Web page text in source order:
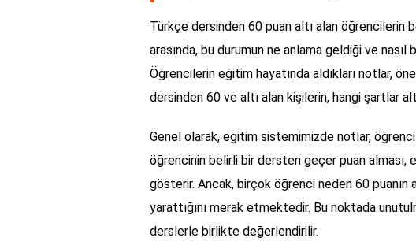
Türkçe dersinden 60 puan altı alan öğrencilerin
arasında, bu durumun ne anlama geldiği ve
Öğrencilerin eğitim hayatında aldıkları notlar,
dersinden 60 ve altı alan kişilerin, hangi şartlar
Genel olarak, eğitim sistemimizde notlar,
öğrencinin belirli bir dersten geçer puan alması,
gösterir. Ancak, birçok öğrenci neden 60 puanın
yarattığını merak etmektedir. Bu noktada
derslerle birlikte değerlendirilir.